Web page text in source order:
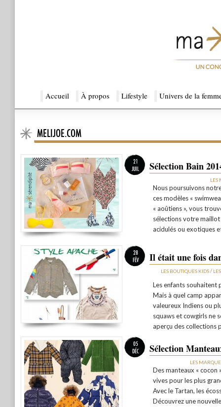
Ma Sérendipité
Aller au contenu principal
Aller au contenu secondaire
Accueil À propos Lifestyle Univers de la
MELIJOE.COM
21
JUIL
Sélection Bain
LES
Nous poursuivons
ces modèles «
« aoûtiens », vous
sélections votre
acidulés ou exotiques
28
FÉV
Il était une fois
LES BOUTIQUES KIDS/
Les enfants souhaitent
Mais à quel camp
valeureux Indiens ou
squaws et cowgirls ne
aperçu des collections
05
DÉC
Sélection
LES
Des manteaux « cocon
vives pour les plus
Avec le Tartan, les
Découvrez une